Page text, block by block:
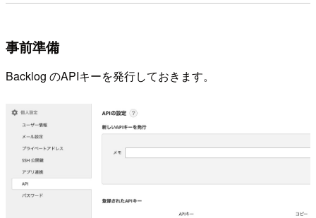
事前準備
Backlog のAPIキーを発行しておきます。